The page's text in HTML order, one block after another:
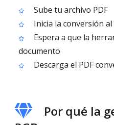
Sube tu archivo PDF
Inicia la conversión
Espera a que la
documento
Descarga el PDF
Por qué la